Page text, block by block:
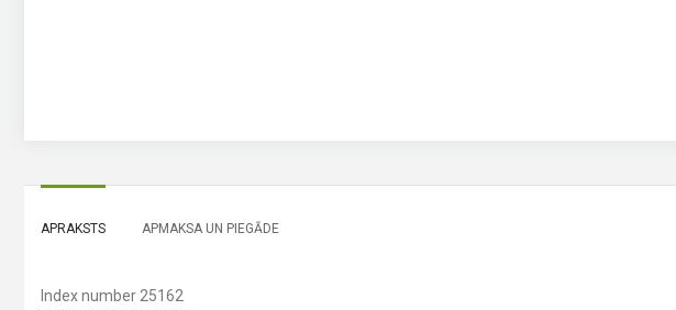
APRAKSTS APMAKSA UN PIEGĀDE
Index number 25162